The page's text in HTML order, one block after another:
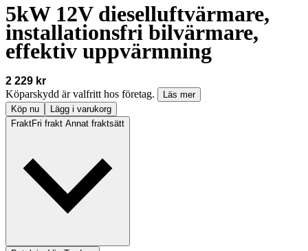
5kW 12V dieselluftvärmare,
installationsfri bilvärmare,
effektiv uppvärmning
2 229 kr
Köparskydd är valfritt hos företag.
Läs mer
Köp nu
Lägg i varukorg
FraktFri frakt Annat fraktsätt